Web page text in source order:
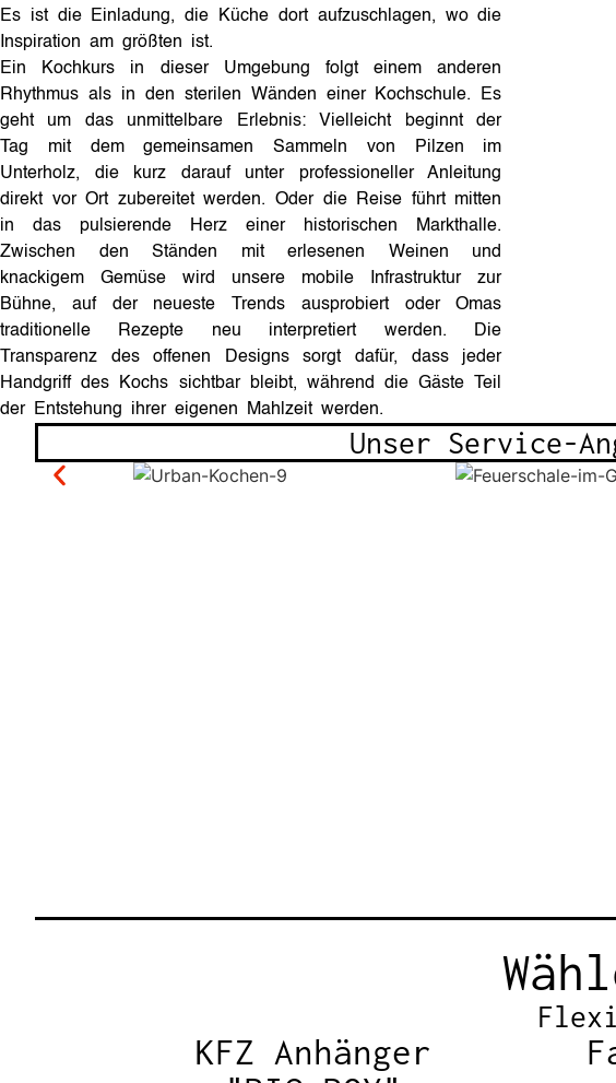
Es ist die Einladung, die Küche dort aufzuschlagen, wo die
Inspiration am größten ist.
Ein Kochkurs in dieser Umgebung folgt einem anderen
Rhythmus als in den sterilen Wänden einer Kochschule. Es
geht um das unmittelbare Erlebnis: Vielleicht beginnt der
Tag mit dem gemeinsamen Sammeln von Pilzen im
Unterholz, die kurz darauf unter professioneller Anleitung
direkt vor Ort zubereitet werden. Oder die Reise führt mitten
in das pulsierende Herz einer historischen Markthalle.
Zwischen den Ständen mit erlesenen Weinen und
knackigem Gemüse wird unsere mobile Infrastruktur zur
Bühne, auf der neueste Trends ausprobiert oder Omas
traditionelle Rezepte neu interpretiert werden. Die
Transparenz des offenen Designs sorgt dafür, dass jeder
Handgriff des Kochs sichtbar bleibt, während die Gäste Teil
der Entstehung ihrer eigenen Mahlzeit werden.
Unser Service-
KFZ Anhänger